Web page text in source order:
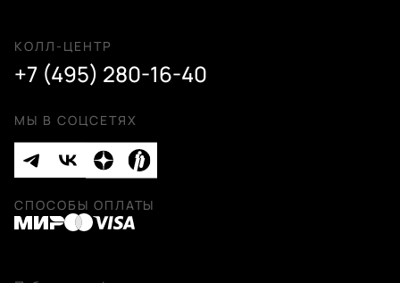
КОЛЛ-ЦЕНТР
+7 (495) 280-16-40
МЫ В СОЦСЕТЯХ
СПОСОБЫ ОПЛАТЫ